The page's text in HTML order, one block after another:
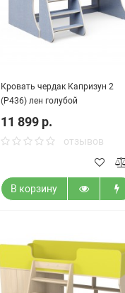
Кровать чердак Капризун 2
(Р436) лен голубой
11 899 р.
отзывов
В корзину